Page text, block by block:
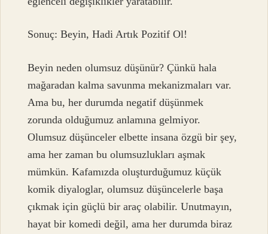
Sonuç: Beyin, Hadi Artık Pozitif Ol!
Beyin neden olumsuz düşünür? Çünkü hala
mağaradan kalma savunma mekanizmaları var.
Ama bu, her durumda negatif düşünmek
zorunda olduğumuz anlamına gelmiyor.
Olumsuz düşünceler elbette insana özgü bir şey,
ama her zaman bu olumsuzlukları aşmak
mümkün. Kafamızda oluşturduğumuz küçük
komik diyaloglar, olumsuz düşüncelerle başa
çıkmak için güçlü bir araç olabilir. Unutmayın,
hayat bir komedi değil, ama her durumda biraz